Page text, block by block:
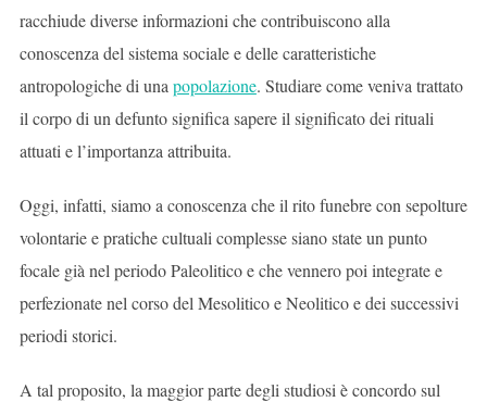
racchiude diverse informazioni che contribuiscono alla
conoscenza del sistema sociale e delle caratteristiche
antropologiche di una popolazione. Studiare come veniva trattato
il corpo di un defunto significa sapere il significato dei rituali
attuati e l’importanza attribuita.
Oggi, infatti, siamo a conoscenza che il rito funebre con sepolture
volontarie e pratiche cultuali complesse siano state un punto
focale già nel periodo Paleolitico e che vennero poi integrate e
perfezionate nel corso del Mesolitico e Neolitico e dei successivi
periodi storici.
A tal proposito, la maggior parte degli studiosi è concordo sul